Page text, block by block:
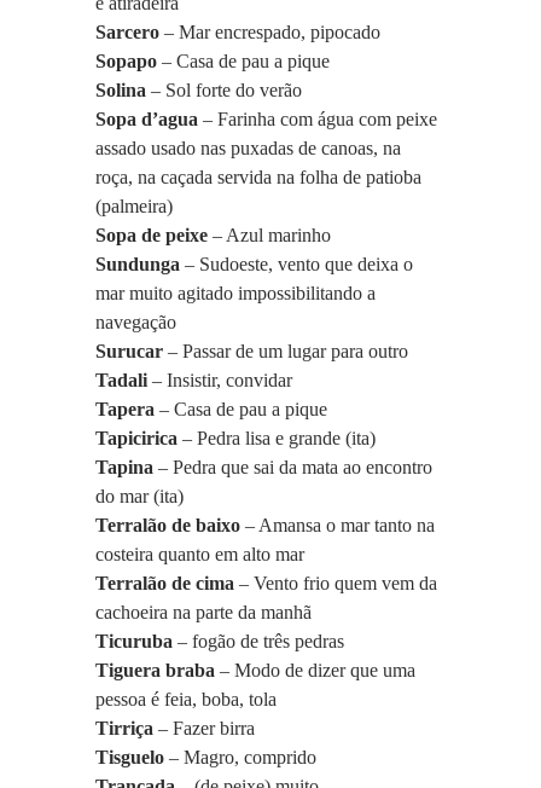
Sarcero – Mar encrespado, pipocado
Sopapo – Casa de pau a pique
Solina – Sol forte do verão
Sopa d’agua – Farinha com água com peixe
assado usado nas puxadas de canoas, na
roça, na caçada servida na folha de patioba
(palmeira)
Sopa de peixe – Azul marinho
Sundunga – Sudoeste, vento que deixa o
mar muito agitado impossibilitando a
navegação
Surucar – Passar de um lugar para outro
Tadali – Insistir, convidar
Tapera – Casa de pau a pique
Tapicirica – Pedra lisa e grande (ita)
Tapina – Pedra que sai da mata ao encontro
do mar (ita)
Terralão de baixo – Amansa o mar tanto na
costeira quanto em alto mar
Terralão de cima – Vento frio quem vem da
cachoeira na parte da manhã
Ticuruba – fogão de três pedras
Tiguera braba – Modo de dizer que uma
pessoa é feia, boba, tola
Tirriça – Fazer birra
Tisguelo – Magro, comprido